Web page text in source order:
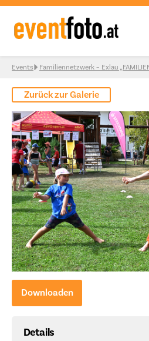
Skip to content
Events Familiennetzwerk – Exlau
Zurück zur Galerie
Downloaden
Details